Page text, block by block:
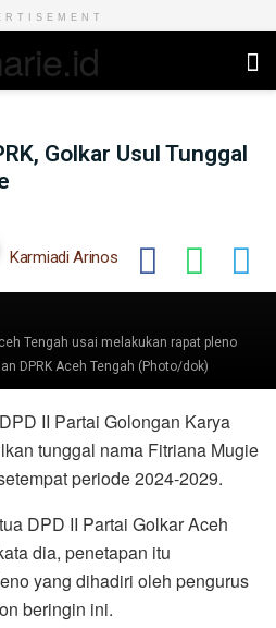
Golkar Usul Tunggal
Karmiadi Arinos
Tengah usai melakukan rapat pleno
DPRK Aceh Tengah (Photo/dok)
II Partai Golongan Karya
tunggal nama Fitriana Mugie
periode 2024-2029.
DPD II Partai Golkar Aceh
dia, penetapan itu
yang dihadiri oleh pengurus
beringin ini.